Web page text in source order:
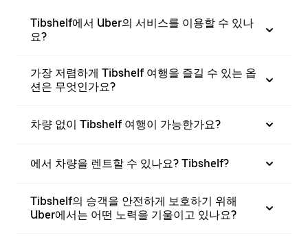
Tibshelf에서 Uber의 서비스를 이용할 수 있나
요?
가장 저렴하게 Tibshelf 여행을 즐길 수 있는 옵
션은 무엇인가요?
차량 없이 Tibshelf 여행이 가능한가요?
에서 차량을 렌트할 수 있나요? Tibshelf?
Tibshelf의 승객을 안전하게 보호하기 위해
Uber에서는 어떤 노력을 기울이고 있나요?